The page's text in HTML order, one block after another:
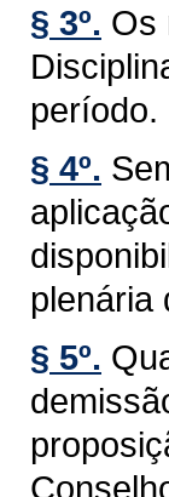
§ 3º. Os
período.
§ 4º.
plenária
§ 5º.